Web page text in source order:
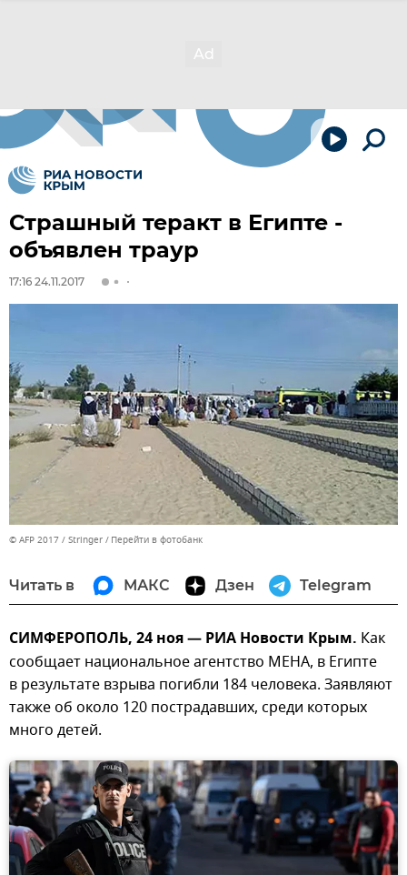
Страшный теракт в Египте -
объявлен траур
17:16 24.11.2017
© AFP 2017 / Stringer Перейти в фотобанк
Читать в МАКС Дзен Telegram
СИМФЕРОПОЛЬ, 24 ноя — РИА Новости Крым. Как
сообщает национальное агентство МЕНА, в Египте
в результате взрыва погибли 184 человека. Заявляют
также об около 120 пострадавших, среди которых
много детей.